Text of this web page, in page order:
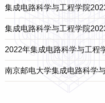
集成电路科学与工程学院
攻读硕士学位复试录取工作
集成电路科学与工程学院
（含直博生）复试录取工作
2022年集成电路科学与工程
招收博士研究生资格审查通
南京邮电大学集成电路科学
招收博士研究生申请考核制